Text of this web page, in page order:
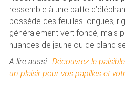
ressemble à une patte
possède des feuilles longues,
généralement vert foncé, mais
nuances de jaune ou de blanc
A lire aussi : Découvrez le
un plaisir pour vos papilles et